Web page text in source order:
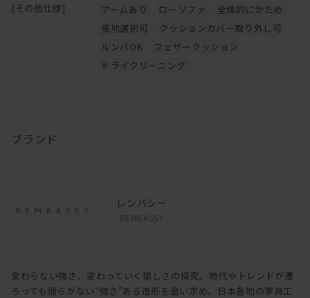
[その他仕様]
アームあり ローソファ
全体的にかため
張地選択可
クッションカバー取り外し可
ルンバOK
フェザークッション
ドライクリーニング
ブランド
レンバシー
REMBASSY
変わらない強さ、変わっていく愉しさの探究。時代やトレンドが遷
ろっても揺らがない“強さ”ある造形を追い求め、日本各地の家具工